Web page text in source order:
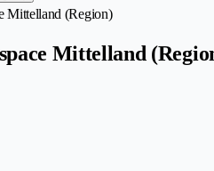
Mittelland (Region)
Mittelland